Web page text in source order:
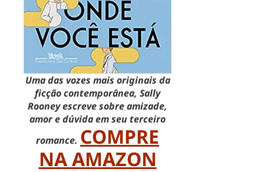
Uma das vozes mais originais da
ficção contemporânea, Sally
Rooney escreve sobre amizade,
amor e dúvida em seu terceiro
romance. COMPRE
NA AMAZON